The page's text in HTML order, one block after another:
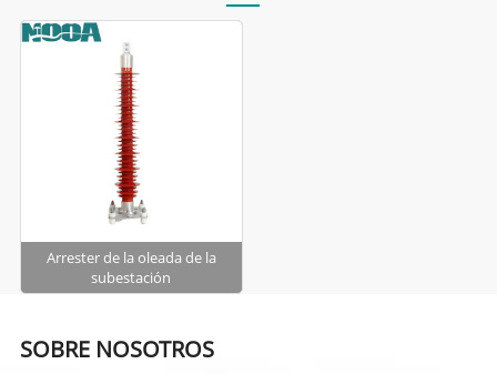
Arrester de la oleada de la
subestación
SOBRE NOSOTROS